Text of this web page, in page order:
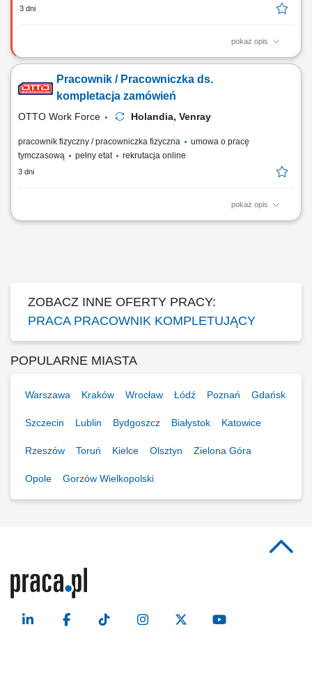
3 dni
pokaż opis
Opis stanowiska Realizacja procesów magazynowych związanych z
przygotowywanie przesyłek do transportu; Kompletowanie zamówień
zgodnie z dokumentacją magazynową; Sortowanie, przepakowywanie i
Pracownik / Pracowniczka ds.
kompletacja zamówień
OTTO Work Force Holandia, Venray
pracownik fizyczny / pracowniczka fizyczna
umowa o pracę
tymczasową
pełny etat rekrutacja online
3 dni
pokaż opis
Opis stanowiska: realizacja zamówień klientów w dużym centrum
ZOBACZ INNE OFERTY PRACY:
PRACA PRACOWNIK KOMPLETUJĄCY
POPULARNE MIASTA
Warszawa Kraków Wrocław Łódź Poznań Gdańsk
Szczecin Lublin Bydgoszcz Białystok Katowice
Rzeszów Toruń Kielce Olsztyn Zielona Góra
Opole Gorzów Wielkopolski